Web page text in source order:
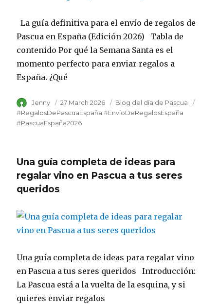
La guía definitiva para el envío de regalos de
Pascua en España (Edición 2026) Tabla de
contenido Por qué la Semana Santa es el
momento perfecto para enviar regalos a
España. ¿Qué
Author
Jenny
Posted
on
27 March 2026 Category
Blog del día de Pascua
#RegalosDePascuaEspaña #EnvíoDeRegalosEspaña
#PascuaEspaña2026
Una guía completa de ideas para
regalar vino en Pascua a tus seres
queridos
Una guía completa de ideas para regalar vino
en Pascua a tus seres queridos Introducción:
La Pascua está a la vuelta de la esquina, y si
quieres enviar regalos